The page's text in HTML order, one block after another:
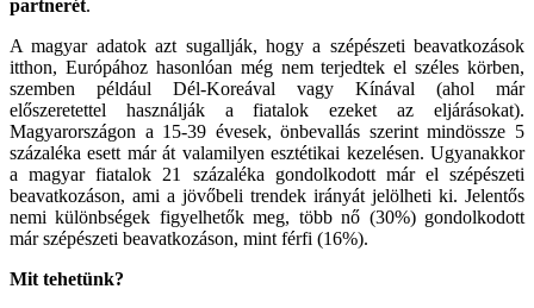
partnerét.
A magyar adatok azt sugallják, hogy a szépészeti beavatkozások
itthon, Európához hasonlóan még nem terjedtek el széles körben,
szemben például Dél-Koreával vagy Kínával (ahol már
előszeretettel használják a fiatalok ezeket az eljárásokat).
Magyarországon a 15-39 évesek, önbevallás szerint mindössze 5
százaléka esett már át valamilyen esztétikai kezelésen. Ugyanakkor
a magyar fiatalok 21 százaléka gondolkodott már el szépészeti
beavatkozáson, ami a jövőbeli trendek irányát jelölheti ki. Jelentős
nemi különbségek figyelhetők meg, több nő (30%) gondolkodott
már szépészeti beavatkozáson, mint férfi (16%).
Mit tehetünk?